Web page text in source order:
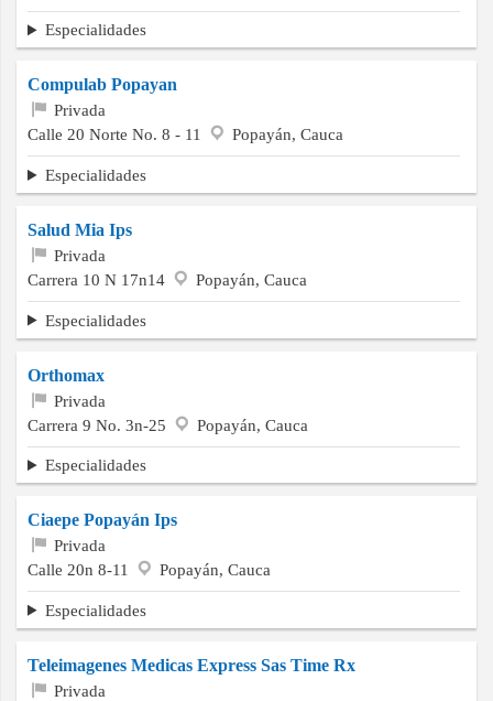
Especialidades
Compulab Popayan
Privada
Calle 20 Norte No. 8 - 11
Popayán, Cauca
Especialidades
Salud Mia Ips
Privada
Carrera 10 N 17n14
Popayán, Cauca
Especialidades
Orthomax
Privada
Carrera 9 No. 3n-25
Popayán, Cauca
Especialidades
Ciaepe Popayán Ips
Privada
Calle 20n 8-11
Popayán, Cauca
Especialidades
Teleimagenes Medicas Express Sas Time Rx
Privada